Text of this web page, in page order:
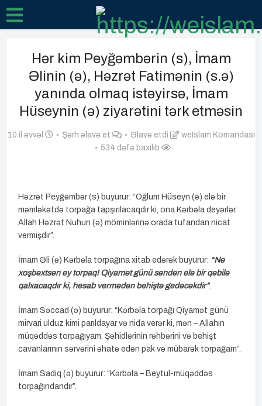
Hər kim Peyğəmbərin (s), İmam
Əlinin (ə), Həzrət Fatimənin (s.ə)
yanında olmaq istəyirsə, İmam
Hüseynin (ə) ziyarətini tərk etməsin
10 il əvvəl Şərh əlavə et Əlavə etdi
weIslam Komandası
534 dəfə baxılıb
Həzrət Peyğəmbər (s) buyurur: “Oğlum Hüseyn (ə) elə bir
məmləkətdə torpağa tapşırılacaqdır ki, ona Kərbəla deyərlər.
Allah Həzrət Nuhun (ə) möminlərinə orada tufandan nicat
vermişdir”.
İmam Əli (ə) Kərbəla torpağına xitab edərək buyurur: “Nə
xoşbəxtsən ey torpaq! Qiyamət günü səndən elə bir qəbilə
qalxacaqdır ki, hesab vermədən behiştə gedəcəkdir”.
İmam Səccad (ə) buyurur: “Kərbəla torpağı Qiyamət günü
mirvari ulduz kimi parıldayar və nida verər ki, mən – Allahın
müqəddəs torpağıyam. Şəhidlərinin rəhbərini və behişt
cavanlarının sərvərini əhatə edən pak və mübarək torpağam”.
İmam Sadiq (ə) buyurur: “Kərbəla – Beytul-müqəddəs
torpağındandır”.